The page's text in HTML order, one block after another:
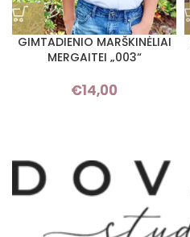
GIMTADIENIO MARŠKINĖLIAI
MERGAITEI „003“
€14,00